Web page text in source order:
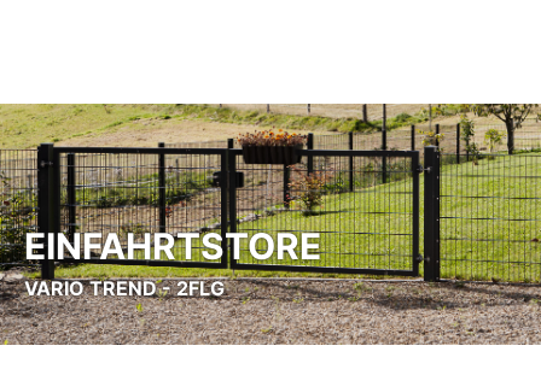
EINFAHRTSTORE
VARIO TREND - 2FLG